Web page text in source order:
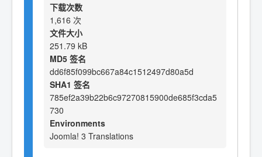
下载次数
1,616 次
文件大小
251.79 kB
MD5 签名
dd6f85f099bc667a84c1512497d80a5d
SHA1 签名
785ef2a39b22b6c97270815900de685f3cda5
730
Environments
Joomla! 3 Translations